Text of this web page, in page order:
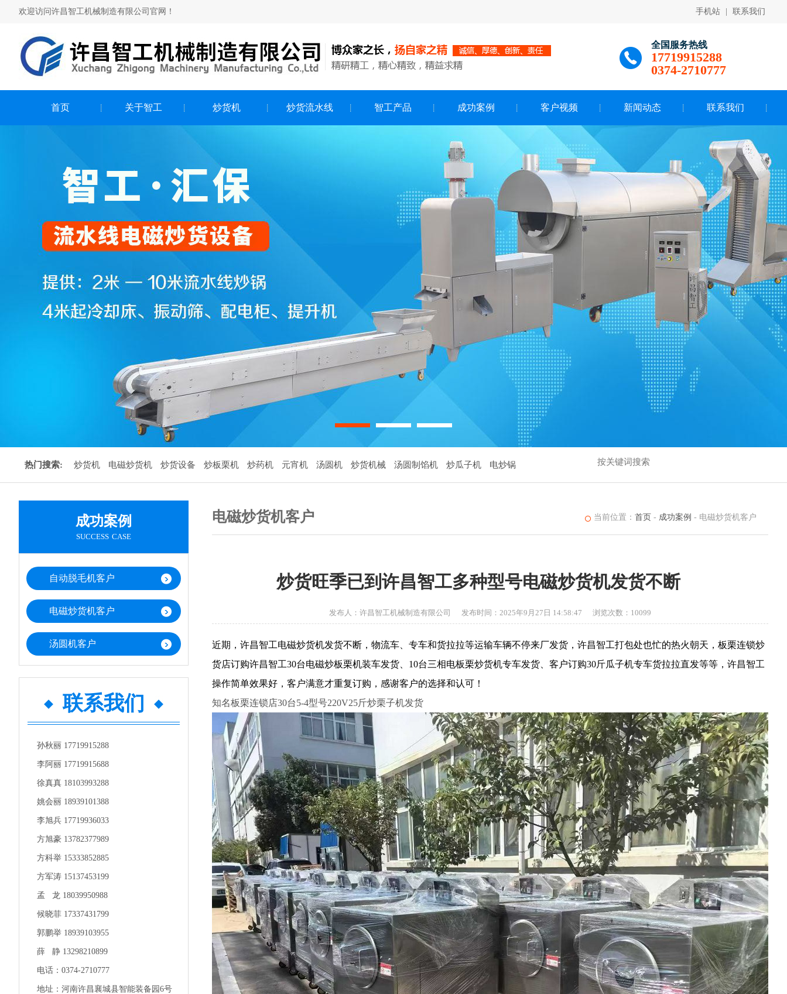
欢迎访问许昌智工机械制造有限公司官网！ 手机站 联系我们
全国服务热线
17719915288
0374-2710777
首页 关于智工 炒货机 炒货流水线 智工产品 成功案例 客户视频 新闻动态 联系我们
热门搜索: 炒货机 电磁炒货机 炒货设备 炒板栗机 炒药机 元宵机 汤圆机 炒货机械 汤圆制馅机 炒瓜子机 电炒锅
成功案例
success case
自动脱毛机客户
电磁炒货机客户
汤圆机客户
联系我们
孙秋丽 17719915288
李阿丽 17719915688
徐真真 18103993288
姚会丽 18939101388
李旭兵 17719936033
方旭豪 13782377989
方科举 15333852885
方军涛 15137453199
孟 龙 18039950988
候晓菲 17337431799
郭鹏举 18939103955
薛 静 13298210899
电话：0374-2710777
地址：河南许昌襄城县智能装备园6号
电磁炒货机客户 当前位置： 首页 - 成功案例 - 电磁炒货机客户
炒货旺季已到许昌智工多种型号电磁炒货机发货不断
发布人：许昌智工机械制造有限公司 发布时间：2025年9月27日 14:58:47 浏览次数：10099
近期，许昌智工电磁炒货机发货不断，物流车、专车和货拉拉等运输车辆不停来厂发货，许昌智工打包处也忙的热火朝天，板栗连锁炒
货店订购许昌智工30台电磁炒板栗机装车发货、10台三相电板栗炒货机专车发货、客户订购30斤瓜子机专车货拉拉直发等等，许昌智工
操作简单效果好，客户满意才重复订购，感谢客户的选择和认可！
知名板栗连锁店30台5-4型号220V25斤炒栗子机发货